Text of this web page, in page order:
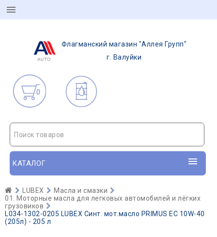
Флагманский магазин "Аллея Групп"
г. Валуйки
0
Поиск товаров
КАТАЛОГ
LUBEX
Масла и смазки
01. Моторные масла для легковых автомобилей и лёгких
грузовиков
L034-1302-0205 LUBEX Синт. мот.масло PRIMUS EC 10W-40
(205л) - 205 л